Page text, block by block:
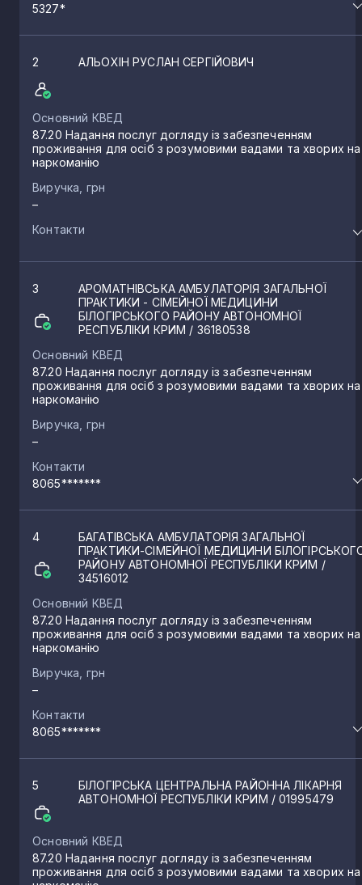
5327*
2 АЛЬОХІН РУСЛАН СЕРГІЙОВИЧ
Основний КВЕД
87.20 Надання послуг догляду із забезпеченням
проживання для осіб з розумовими вадами та хворих на
наркоманію
Виручка, грн
–
Контакти
3
АРОМАТНІВСЬКА АМБУЛАТОРІЯ ЗАГАЛЬНОЇ
ПРАКТИКИ - СІМЕЙНОЇ МЕДИЦИНИ
БІЛОГІРСЬКОГО РАЙОНУ АВТОНОМНОЇ
РЕСПУБЛІКИ КРИМ / 36180538
Основний КВЕД
87.20 Надання послуг догляду із забезпеченням
проживання для осіб з розумовими вадами та хворих на
наркоманію
Виручка, грн
–
Контакти
8065*******
4
БАГАТІВСЬКА АМБУЛАТОРІЯ ЗАГАЛЬНОЇ
ПРАКТИКИ-СІМЕЙНОЇ МЕДИЦИНИ
РАЙОНУ АВТОНОМНОЇ РЕСПУБЛІКИ КРИМ /
34516012
Основний КВЕД
87.20 Надання послуг догляду із забезпеченням
проживання для осіб з розумовими вадами та хворих на
наркоманію
Виручка, грн
–
Контакти
8065*******
5
БІЛОГІРСЬКА ЦЕНТРАЛЬНА РАЙОННА ЛІКАРНЯ
АВТОНОМНОЇ РЕСПУБЛІКИ КРИМ / 01995479
Основний КВЕД
87.20 Надання послуг догляду із забезпеченням
проживання для осіб з розумовими вадами та хворих на